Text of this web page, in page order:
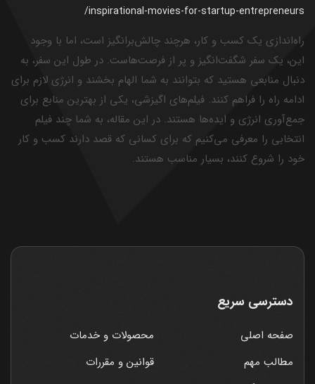
/inspirational-movies-for-startup-entrepreneurs
راه‌اندازی یک کسب و کار، هرچند چالش‌برانگیز است، اما با وجود
این، یک سفر شگفت‌انگیز و پر از فرصت‌هاست. در طول این سفر، به
دنبال منابعی هستید که بتوانند به شما الهام بخشند و انرژی لازم برای
ادامه راه را فراهم کنند. فیلم‌های اگیزشی، یکی از بهترین منابع برای
جمع‌آوری انرژی و ایده‌ها هستند. در این مقاله، به شما چند فیلم
انتخابی را معرفی می‌کنیم که برای کسانی که قصد دارند کسب و کار
خود را شروع کنند، بسیار مناسب هستند.
دسترسی سریع
صفحه اصلی
محصولات و خدمات
مطالب مهم
قوانین و مقررات